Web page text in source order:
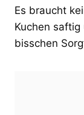
Es braucht
Kuchen
bisschen